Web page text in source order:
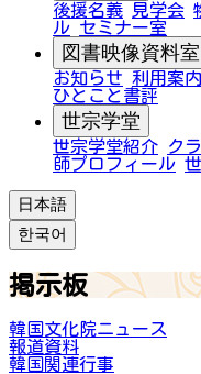
後援名義 見学会
ル セミナー室
図書映像資料室
お知らせ 利用案内
ひとこと書評
世宗学堂
世宗学堂紹介 ク
師プロフィール
日本語
한국어
掲示板
韓国文化院ニュース
報道資料
韓国関連行事